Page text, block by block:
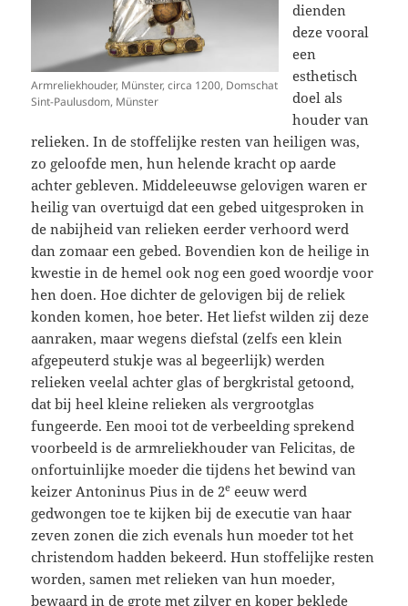
Armreliekhouder, Münster, circa 1200, Domschat
Sint-Paulusdom, Münster
dienden
deze vooral
een
esthetisch
doel als
houder van
relieken. In de stoffelijke resten van heiligen was,
zo geloofde men, hun helende kracht op aarde
achter gebleven. Middeleeuwse gelovigen waren er
heilig van overtuigd dat een gebed uitgesproken in
de nabijheid van relieken eerder verhoord werd
dan zomaar een gebed. Bovendien kon de heilige in
kwestie in de hemel ook nog een goed woordje voor
hen doen. Hoe dichter de gelovigen bij de reliek
konden komen, hoe beter. Het liefst wilden zij deze
aanraken, maar wegens diefstal (zelfs een klein
afgepeuterd stukje was al begeerlijk) werden
relieken veelal achter glas of bergkristal getoond,
dat bij heel kleine relieken als vergrootglas
fungeerde. Een mooi tot de verbeelding sprekend
voorbeeld is de armreliekhouder van Felicitas, de
onfortuinlijke moeder die tijdens het bewind van
keizer Antoninus Pius in de 2e eeuw werd
gedwongen toe te kijken bij de executie van haar
zeven zonen die zich evenals hun moeder tot het
christendom hadden bekeerd. Hun stoffelijke resten
worden, samen met relieken van hun moeder,
bewaard in de grote met zilver en koper beklede